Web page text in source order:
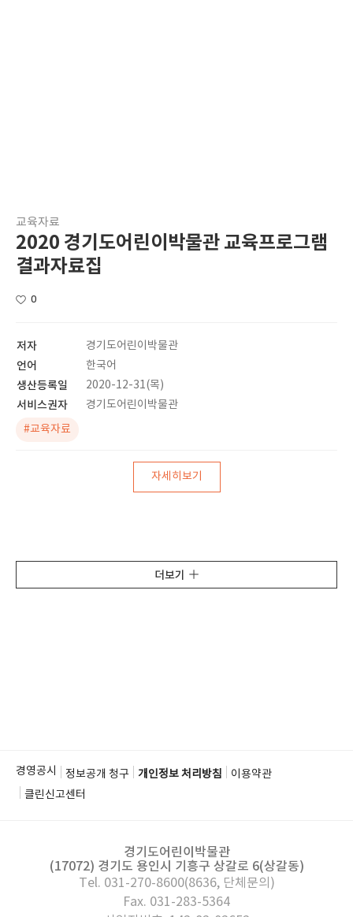
교육자료
2020 경기도어린이박물관 교육프로그램
결과자료집
0
저자 경기도어린이박물관
언어 한국어
생산등록일 2020-12-31(목)
서비스권자
경기도어린이박물관
#교육자료
자세히보기
더보기
경영공시 정보공개 청구 개인정보 처리방침
이용약관
클린신고센터
경기도어린이박물관
(17072) 경기도 용인시 기흥구 상갈로 6(상갈동)
Tel. 031-270-8600(8636, 단체문의)
Fax. 031-283-5364